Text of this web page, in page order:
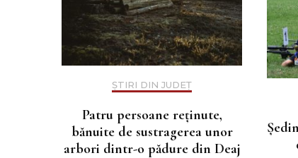
ȘTIRI DIN JUDEȚ
Patru persoane reținute,
bănuite de sustragerea unor
arbori dintr-o pădure din Deaj